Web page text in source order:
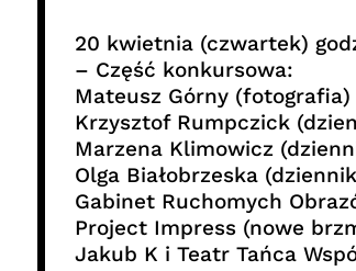
20 kwietnia (czwartek)
– Część konkursowa:
Mateusz Górny (fotografia)
Krzysztof Rumpczick
Marzena Klimowicz
Olga Białobrzeska
Gabinet Ruchomych
Project Impress (nowe
Jakub K i Teatr Tańca